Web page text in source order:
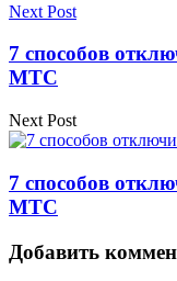
Next Post
7 способов
МТС
Next Post
7 способов
МТС
Добавить